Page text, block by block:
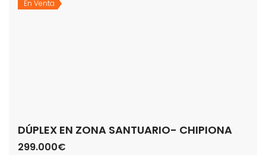
En Venta
DÚPLEX EN ZONA SANTUARIO- CHIPIONA
299.000€